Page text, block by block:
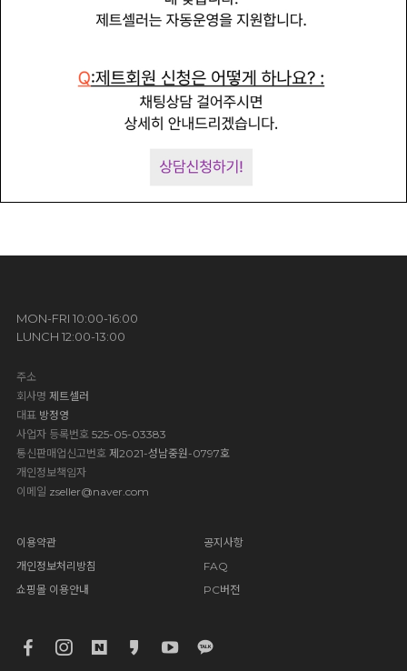
MON-FRI 10:00-16:00
LUNCH 12:00-13:00
주소
회사명 제트셀러
대표방정영
사업자 등록번호 525-05-03383
통신판매업신고번호 제2021-성남중원-0797호
개인정보책임자
이메일 zseller@naver.com
이용약관
개인정보처리방침
쇼핑몰 이용안내
공지사항
FAQ
PC버전